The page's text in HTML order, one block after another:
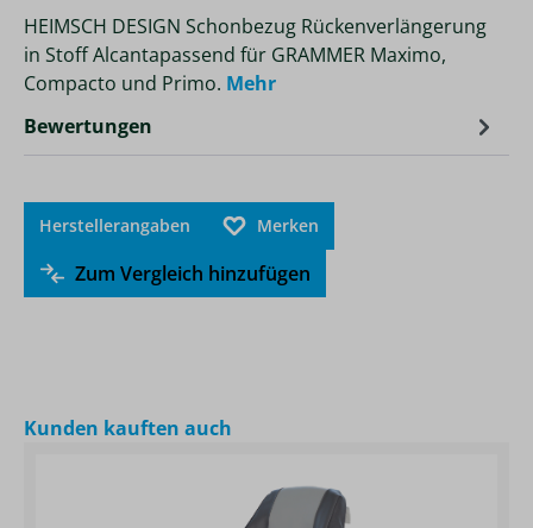
HEIMSCH DESIGN Schonbezug Rückenverlängerung
in Stoff Alcantapassend für GRAMMER Maximo,
Compacto und Primo. Mehr
Bewertungen
Herstellerangaben Merken
Zum Vergleich hinzufügen
Produktgalerie überspringen
Kunden kauften auch